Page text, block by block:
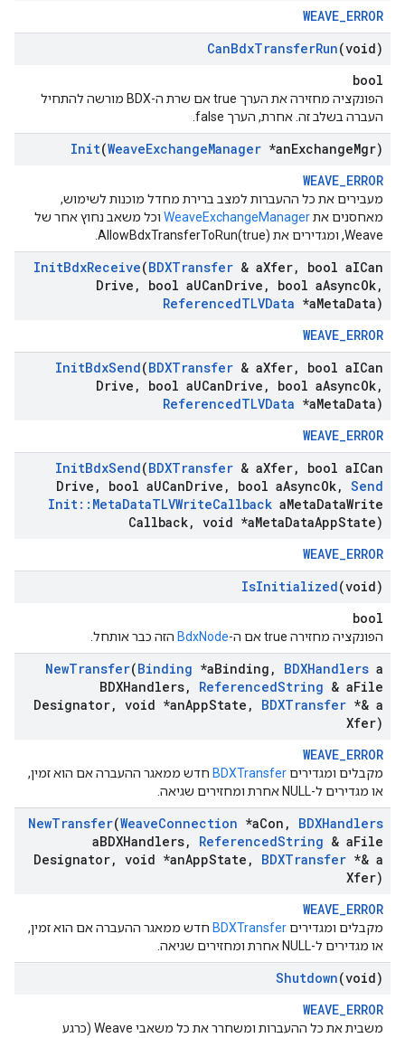
WEAVE_ERROR
CanBdxTransferRun(void)
bool
הפונקציה מחזירה את הערך true אם שרת ה-BDX מורשה להתחיל
העברה בשלב זה. אחרת, הערך false.
Init(WeaveExchangeManager *anExchangeMgr)
WEAVE_ERROR
מעבירים את כל ההעברות למצב ברירת מחדל מוכנות לשימוש,
מאחסנים אתWeaveExchangeManager וכל משאב נחוץ אחר של
Weave, ומגדירים את AllowBdxTransferToRun(true).
InitBdxReceive(BDXTransfer & aXfer, bool aICan
Drive , bool aUCanDrive , bool aAsyncOk,
ReferencedTLVData *aMetaData)
WEAVE_ERROR
InitBdxSend(BDXTransfer & aXfer, bool aICan
Drive , bool aUCanDrive , bool aAsyncOk,
ReferencedTLVData *aMetaData)
WEAVE_ERROR
InitBdxSend(BDXTransfer & aXfer, bool aICan
Drive , bool aUCanDrive , bool aAsyncOk, Send
Init:: MetaDataTLVWriteCallback aMetaDataWrite
Callback, void *aMetaDataAppState)
WEAVE_ERROR
IsInitialized(void)
bool
הפונקציה מחזירה true אם ה- BdxNode הזה כבר אותחל.
NewTransfer(Binding *aBinding , BDXHandlers a
BDXHandlers, ReferencedString & aFile
Designator, void *anAppState , BDXTransfer *& a
Xfer)
WEAVE_ERROR
מקבלים ומגדירים BDXTransfer חדש ממאגר ההעברה אם הוא זמין,
או מגדירים ל-NULL אחרת ומחזירים שגיאה.
NewTransfer(WeaveConnection *aCon ,
BDXHandlers
aBDXHandlers, ReferencedString & aFile
Designator, void *anAppState , BDXTransfer *& a
Xfer)
WEAVE_ERROR
מקבלים ומגדירים BDXTransfer חדש ממאגר ההעברה אם הוא זמין,
או מגדירים ל-NULL אחרת ומחזירים שגיאה.
Shutdown(void)
WEAVE_ERROR
משבית את כל ההעברות ומשחרר את כל משאבי Weave (כרגע